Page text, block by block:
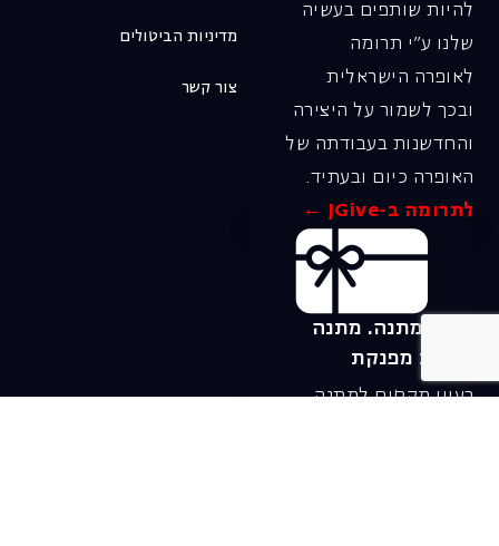
להיות שותפים בעשיה
שלנו ע"י תרומה
לאופרה הישראלית
ובכך לשמור על היצירה
והחדשנות בעבודתה של
האופרה כיום ובעתיד.
לתרומה ב-JGive ←
שובר מתנה. מתנה
אישית מפנקת
רעיון מקסים למתנה
מדיניות הביטולים
צור קשר